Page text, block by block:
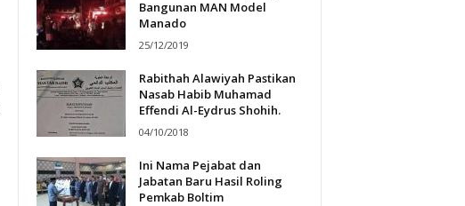
Bangunan MAN Model
Manado
25/12/2019
Rabithah Alawiyah Pastikan
Nasab Habib Muhamad
Effendi Al-Eydrus Shohih.
04/10/2018
Ini Nama Pejabat dan
Jabatan Baru Hasil Roling
Pemkab Boltim